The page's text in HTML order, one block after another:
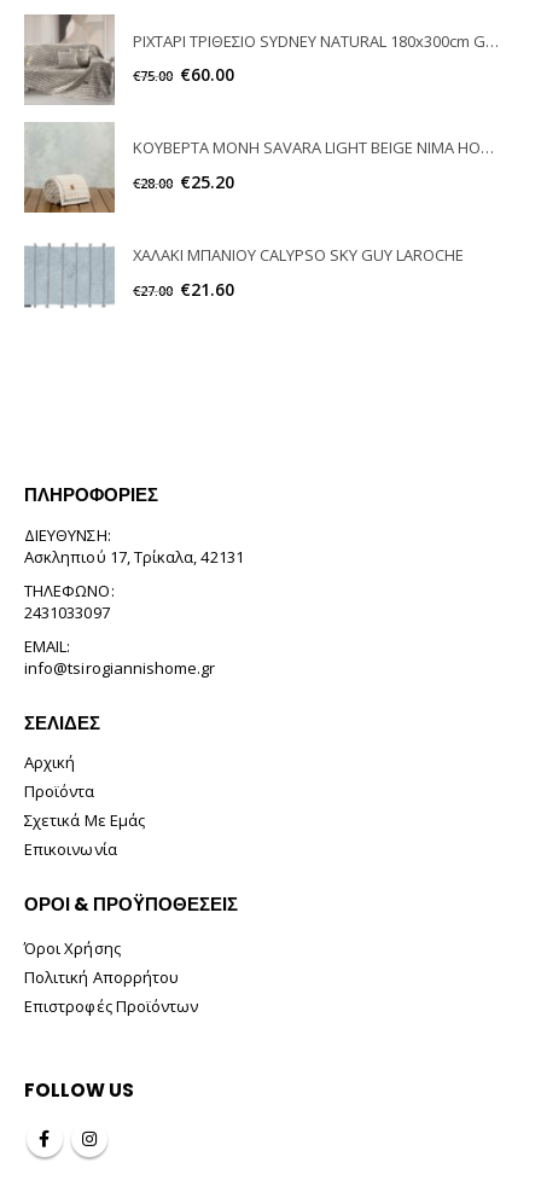
ΡΙΧΤΑΡΙ ΤΡΙΘΕΣΙΟ SYDNEY NATURAL 180x300cm GUY LAROCHE
€75.00 €60.00
ΚΟΥΒΕΡΤΑ MONΗ SAVARA LIGHT BEIGE NIMA HOME
€28.00 €25.20
ΧΑΛΑΚΙ ΜΠΑΝΙΟΥ CALYPSO SKY GUY LAROCHE
€27.00 €21.60
ΠΛΗΡΟΦΟΡΊΕΣ
ΔΙΕΎΘΥΝΣΗ:
Ασκληπιού 17, Τρίκαλα, 42131
ΤΗΛΈΦΩΝΟ:
2431033097
EMAIL:
info@tsirogiannishome.gr
ΣΕΛΊΔΕΣ
Αρχική
Προϊόντα
Σχετικά Με Εμάς
Επικοινωνία
ΟΡΟΙ & ΠΡΟΫΠΟΘΕΣΕΙΣ
Όροι Χρήσης
Πολιτική Απορρήτου
Επιστροφές Προϊόντων
FOLLOW US